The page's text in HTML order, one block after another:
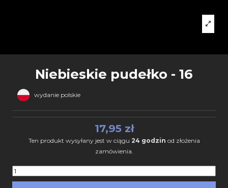
Niebieskie pudełko - 16
wydanie polskie
17,95 zł
Ten produkt wysyłany jest w ciągu 24 godzin od złożenia
zamówienia.